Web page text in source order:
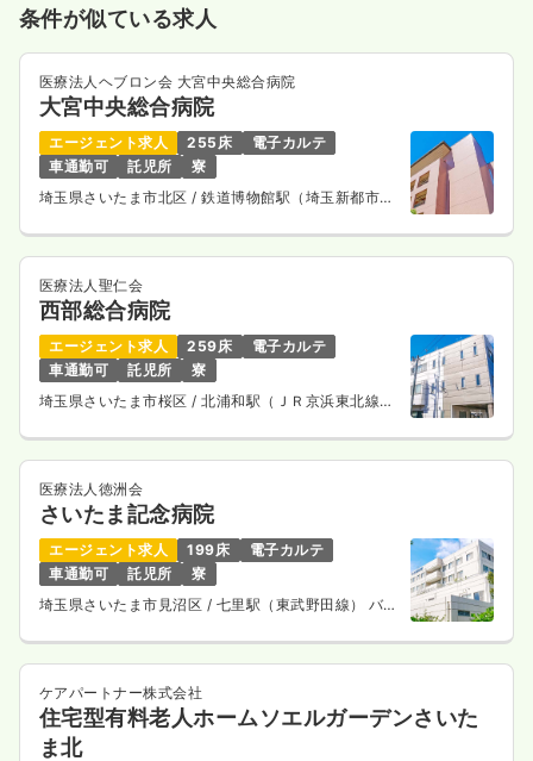
透析正看護師 一般病院
24.9万円〜/月
時間 8:30～17:30
日曜休み
年間休日120日 4週8休以上 月給24万円以上可
気になる 詳細を見る
ICU系正看護師
2交代（常勤）
給与 30.6万円/月 賞与3.8ヶ月
※経験3年の例
年間休日120日
4週8休以上
オンコールあり
月給30万円以上可
条件が似ている求人
医療法人ヘブロン会 大宮中央総合病院
大宮中央総合病院
エージェント求人 255床
電子カルテ
車通勤可
託児所
寮
埼玉県さいたま市北区/ 鉄道博物館駅（埼玉新都市交
医療法人聖仁会
西部総合病院
エージェント求人 259床
電子カルテ
車通勤可
託児所
寮
埼玉県さいたま市桜区/ 北浦和駅（ＪＲ京浜東北線）
医療法人徳洲会
さいたま記念病院
エージェント求人 199床
電子カルテ
車通勤可
託児所
寮
埼玉県さいたま市見沼区 / 七里駅（東武野田線） バス
ケアパートナー株式会社
住宅型有料老人ホームソエルガーデンさいた
ま北